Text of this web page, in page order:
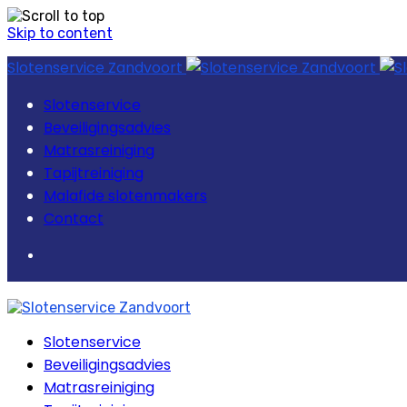
Skip to content
Slotenservice Zandvoort
Slotenservice
Beveiligingsadvies
Matrasreiniging
Tapijtreiniging
Malafide slotenmakers
Contact
Slotenservice
Beveiligingsadvies
Matrasreiniging